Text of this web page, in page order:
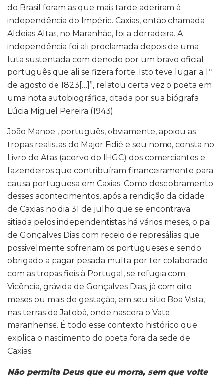
do Brasil foram as que mais tarde aderiram à
independência do Império. Caxias, então chamada
Aldeias Altas, no Maranhão, foi a derradeira. A
independência foi ali proclamada depois de uma
luta sustentada com denodo por um bravo oficial
português que ali se fizera forte. Isto teve lugar a 1.º
de agosto de 1823[…]”, relatou certa vez o poeta em
uma nota autobiográfica, citada por sua biógrafa
Lúcia Miguel Pereira (1943).
João Manoel, português, obviamente, apoiou as
tropas realistas do Major Fidié e seu nome, consta no
Livro de Atas (acervo do IHGC) dos comerciantes e
fazendeiros que contribuíram financeiramente para
causa portuguesa em Caxias. Como desdobramento
desses acontecimentos, após a rendição da cidade
de Caxias no dia 31 de julho que se encontrava
sitiada pelos independentistas há vários meses, o pai
de Gonçalves Dias com receio de represálias que
possivelmente sofreriam os portugueses e sendo
obrigado a pagar pesada multa por ter colaborado
com as tropas fieis à Portugal, se refugia com
Vicência, grávida de Gonçalves Dias, já com oito
meses ou mais de gestação, em seu sítio Boa Vista,
nas terras de Jatobá, onde nascera o Vate
maranhense. É todo esse contexto histórico que
explica o nascimento do poeta fora da sede de
Caxias.
Não permita Deus que eu morra, sem que volte